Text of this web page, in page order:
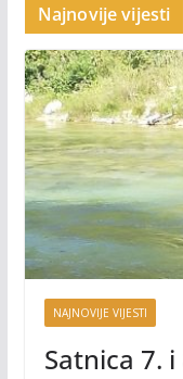
Najnovije vijesti
NAJNOVIJE VIJESTI
Satnica 7.